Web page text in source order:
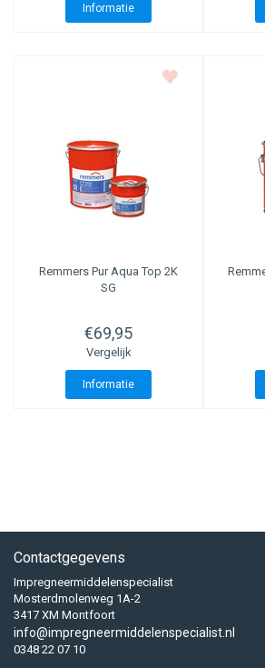
Informatie
Remmers Pur Aqua Top 2K
SG
€69,95
Vergelijk
Informatie
Contactgegevens
Impregneermiddelenspecialist
Mosterdmolenweg 1A-2
3417 XM Montfoort
info@impregneermiddelenspecialist.nl
0348 22 07 10